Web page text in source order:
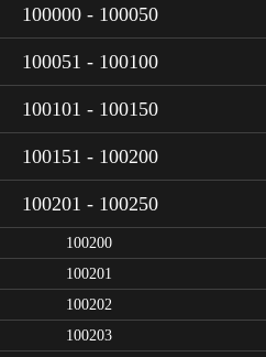
100000 - 100050
100051 - 100100
100101 - 100150
100151 - 100200
100201 - 100250
100200
100201
100202
100203